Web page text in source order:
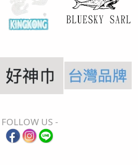
FOLLOW US -